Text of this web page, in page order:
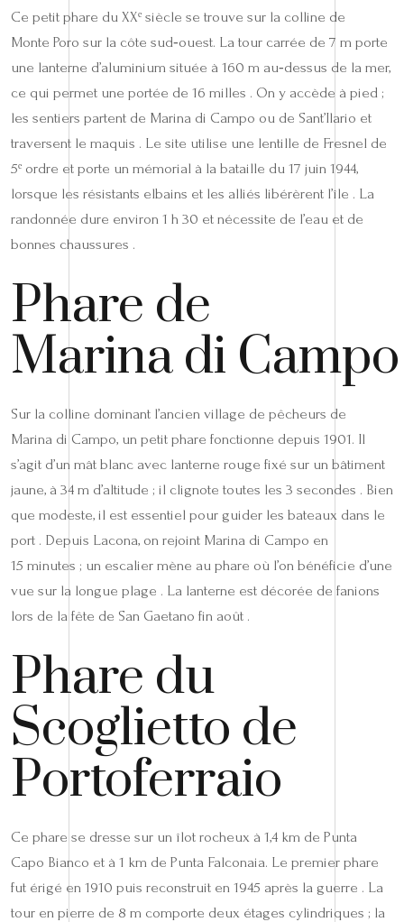
Ce petit phare du XXᵉ siècle se trouve sur la colline de
Monte Poro sur la côte sud‑ouest. La tour carrée de 7 m porte
une lanterne d’aluminium située à 160 m au‑dessus de la mer,
ce qui permet une portée de 16 milles . On y accède à pied ;
les sentiers partent de Marina di Campo ou de Sant’Ilario et
traversent le maquis . Le site utilise une lentille de Fresnel de
5ᵉ ordre et porte un mémorial à la bataille du 17 juin 1944,
lorsque les résistants elbains et les alliés libérèrent l’île . La
randonnée dure environ 1 h 30 et nécessite de l’eau et de
bonnes chaussures .
Phare de
Marina di Campo
Sur la colline dominant l’ancien village de pêcheurs de
Marina di Campo, un petit phare fonctionne depuis 1901. Il
s’agit d’un mât blanc avec lanterne rouge fixé sur un bâtiment
jaune, à 34 m d’altitude ; il clignote toutes les 3 secondes . Bien
que modeste, il est essentiel pour guider les bateaux dans le
port . Depuis Lacona, on rejoint Marina di Campo en
15 minutes ; un escalier mène au phare où l’on bénéficie d’une
vue sur la longue plage . La lanterne est décorée de fanions
lors de la fête de San Gaetano fin août .
Phare du
Scoglietto de
Portoferraio
Ce phare se dresse sur un îlot rocheux à 1,4 km de Punta
Capo Bianco et à 1 km de Punta Falconaia. Le premier phare
fut érigé en 1910 puis reconstruit en 1945 après la guerre . La
tour en pierre de 8 m comporte deux étages cylindriques ; la